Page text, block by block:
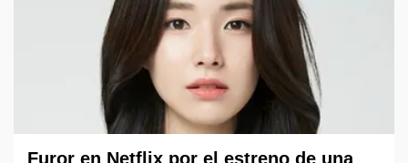
Furor en Netflix por el estreno de una